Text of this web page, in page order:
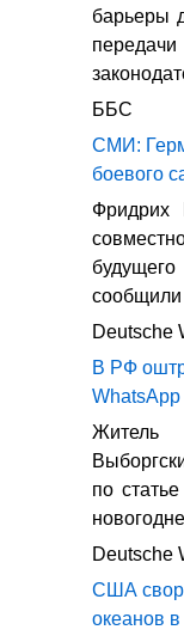
барьеры
ББС
СМИ:
боевого
Фридрих
сообщили
Deutsche
В РФ
WhatsApp
Житель
по
Deutsche
США
океанов